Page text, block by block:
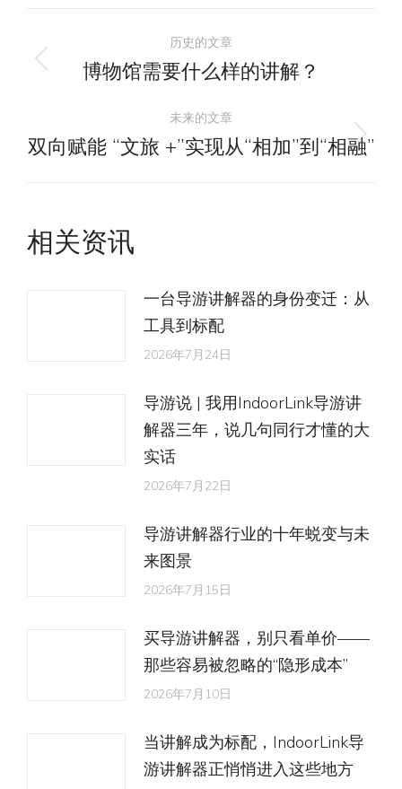
文
章
导
航
历史的文章
历
的
文
博物馆需要什么样的讲解？
未来的文章
未
双向赋能 “文旅 +”实现从“相加”到“相融”
相关资讯
一台导游讲解器的身份变迁：从
工具到标配
2026年7月24日
导游说 | 我用IndoorLink导游讲
解器三年，说几句同行才懂的大
实话
2026年7月22日
导游讲解器行业的十年蜕变与未
来图景
2026年7月15日
买导游讲解器，别只看单价——
那些容易被忽略的“隐形成本”
2026年7月10日
当讲解成为标配，IndoorLink导
游讲解器正悄悄进入这些地方